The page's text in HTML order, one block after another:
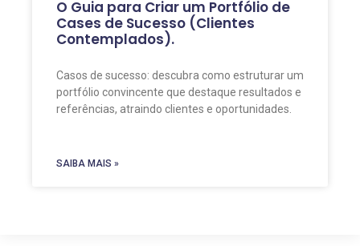
O Guia para Criar um Portfólio de
Cases de Sucesso (Clientes
Contemplados).
Casos de sucesso: descubra como estruturar um
portfólio convincente que destaque resultados e
referências, atraindo clientes e oportunidades.
SAIBA MAIS »